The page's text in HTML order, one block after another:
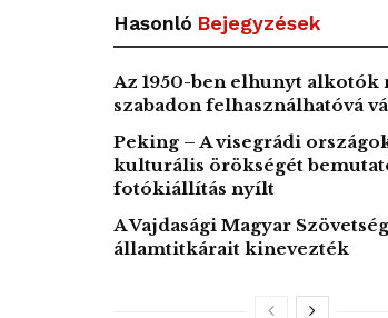
Hasonló Bejegyzések
Az 1950-ben elhunyt alkotók
szabadon felhasználhatóvá
Peking – A visegrádi
kulturális örökségét
fotókiállítás nyílt
A Vajdasági Magyar Szövetség
államtitkárait kinevezték